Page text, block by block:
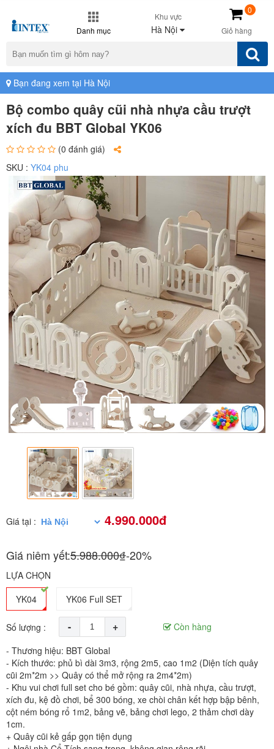
Danh mục
Khu vực
Hà Nội Giỏ hàng
0
Bạn đang xem tại Hà Nội
Bộ combo quây cũi nhà nhựa cầu trượt
xích đu BBT Global YK06
(0 đánh giá)
SKU : YK04 phu
Giá tại : 4.990.000đ
Giá niêm yết:5.988.000₫-20%
LỰA CHỌN
YK04
YK06 Full SET
Số lượng : - +
Còn hàng
- Thương hiệu: BBT Global
- Kích thước: phủ bì dài 3m3, rộng 2m5, cao 1m2 (Diện tích quây
cũi 2m*2m >> Quây có thể mở rộng ra 2m4*2m)
- Khu vui chơi full set cho bé gồm: quây cũi, nhà nhựa, cầu trượt,
xích đu, kệ đồ chơi, bể 300 bóng, xe chòi chân kết hợp bập bênh,
cột ném bóng rổ 1m2, bảng vẽ, bảng chơi lego, 2 thảm chơi dày
1cm.
+ Quây cũi kẻ gấp gọn tiện dụng